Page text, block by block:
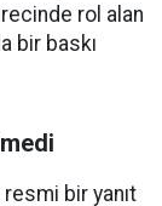
rol alan
bir baskı
resmi bir yanıt